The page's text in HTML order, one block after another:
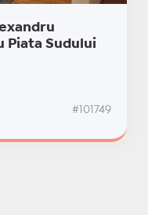
Piata Sudului
#101749